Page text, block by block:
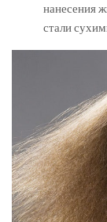
нанесения
стали